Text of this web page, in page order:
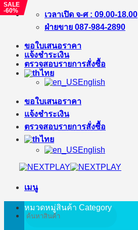
ข้าม
เนื้อหา
เวลาเปิด จ-ศ : 09.00-18.00
ฝ่ายขาย 087-984-2890
ขอใบเสนอราคา
แจ้งชำระเงิน
ตรวจสอบรายการสั่งซื้อ
ไทย
English
ขอใบเสนอราคา
แจ้งชำระเงิน
ตรวจสอบรายการสั่งซื้อ
ไทย
English
เมนู
ค้นหา:
หมวดหมู่สินค้า Category
SALE
-60%